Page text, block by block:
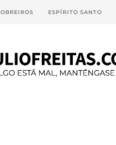
OBREIROS ESPÍRITO SANTO